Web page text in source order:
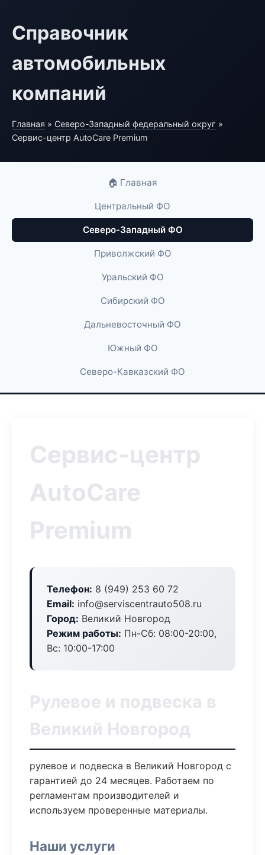
Справочник
автомобильных
компаний
Главная » Северо-Западный федеральный округ »
Сервис-центр AutoCare Premium
🏠 Главная
Центральный ФО
Северо-Западный ФО
Приволжский ФО
Уральский ФО
Сибирский ФО
Дальневосточный ФО
Южный ФО
Северо-Кавказский ФО
Сервис-центр
AutoCare
Premium
Телефон: 8 (949) 253 60 72
Email: info@serviscentrauto508.ru
Город: Великий Новгород
Режим работы: Пн-Сб: 08:00-20:00,
Вс: 10:00-17:00
Рулевое и подвеска в
Великий Новгород
рулевое и подвеска в Великий Новгород с
гарантией до 24 месяцев. Работаем по
регламентам производителей и
используем проверенные материалы.
Наши услуги